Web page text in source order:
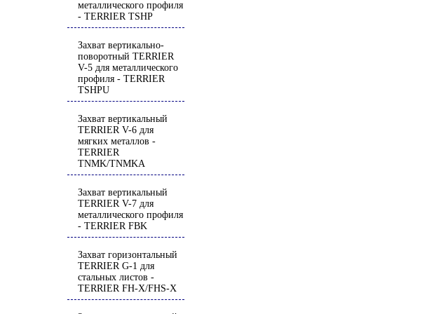
металлического профиля
- TERRIER TSHP
Захват вертикально-
поворотный TERRIER
V-5 для металлического
профиля - TERRIER
TSHPU
Захват вертикальный
TERRIER V-6 для
мягких металлов -
TERRIER
TNMK/TNMKA
Захват вертикальный
TERRIER V-7 для
металлического профиля
- TERRIER FBK
Захват горизонтальный
TERRIER G-1 для
стальных листов -
TERRIER FH-X/FHS-X